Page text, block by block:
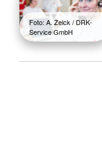
Foto: A. Zelck / DRK-
Service GmbH